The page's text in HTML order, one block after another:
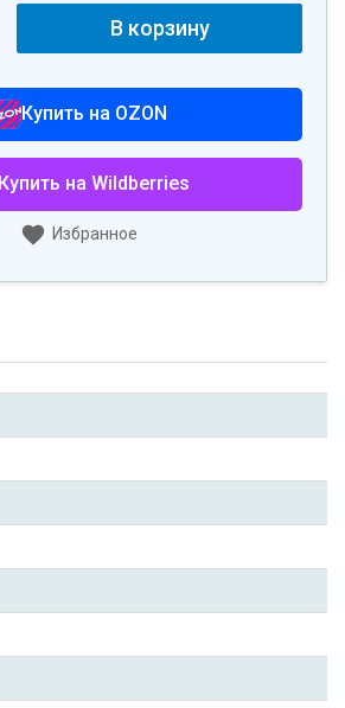
В корзину
Купить на OZON
Купить на Wildberries
Избранное